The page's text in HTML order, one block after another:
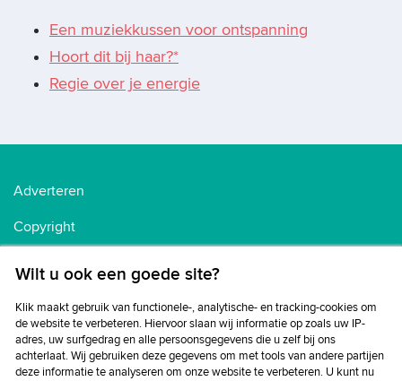
Een muziekkussen voor ontspanning
Hoort dit bij haar?*
Regie over je energie
Adverteren
Copyright
Privacybeleid
Disclaimer
Wilt u ook een goede site?
Klik maakt gebruik van functionele-, analytische- en tracking-cookies om
de website te verbeteren. Hiervoor slaan wij informatie op zoals uw IP-
adres, uw surfgedrag en alle persoonsgegevens die u zelf bij ons
achterlaat. Wij gebruiken deze gegevens om met tools van andere partijen
deze informatie te analyseren om onze website te verbeteren. U kunt nu